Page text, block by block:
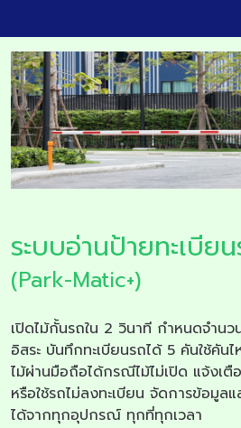
ระบบอ่านป้ายทะเบีย
(Park-Matic+)
เปิดไม้กั้นรถใน 2 วินาที กำหนดจำน
อิสระ บันทึกทะเบียนรถได้ 5 คันใช้คัน
ไม้ผ่านมือถือได้กรณีไม้ไม่เปิด แจ้งเ
หรือใช้รถไม่ลงทะเบียน จัดการข้อมูล
ได้จากทุกอุปกรณ์ ทุกที่ทุกเวลา